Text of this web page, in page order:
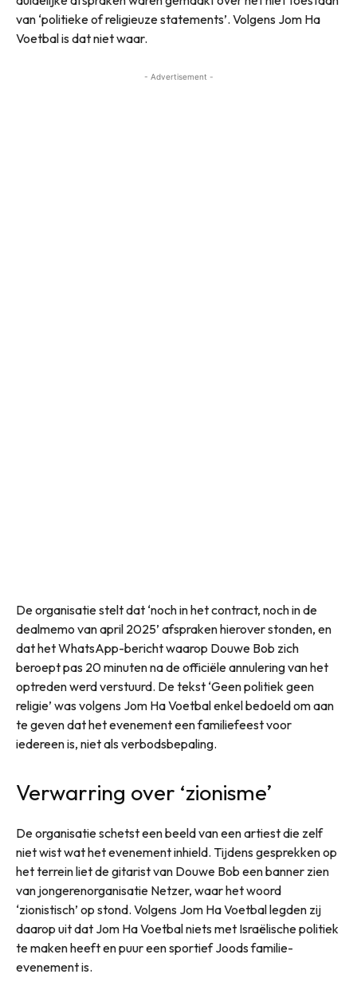
van ‘politieke of religieuze statements’. Volgens Jom Ha
Voetbal is dat niet waar.
- Advertisement -
De organisatie stelt dat ‘noch in het contract, noch in de
dealmemo van april 2025’ afspraken hierover stonden, en
dat het WhatsApp-bericht waarop Douwe Bob zich
beroept pas 20 minuten na de officiële annulering van het
optreden werd verstuurd. De tekst ‘Geen politiek geen
religie’ was volgens Jom Ha Voetbal enkel bedoeld om aan
te geven dat het evenement een familiefeest voor
iedereen is, niet als verbodsbepaling.
Verwarring over ‘zionisme’
De organisatie schetst een beeld van een artiest die zelf
niet wist wat het evenement inhield. Tijdens gesprekken op
het terrein liet de gitarist van Douwe Bob een banner zien
van jongerenorganisatie Netzer, waar het woord
‘zionistisch’ op stond. Volgens Jom Ha Voetbal legden zij
daarop uit dat Jom Ha Voetbal niets met Israëlische politiek
te maken heeft en puur een sportief Joods familie-
evenement is.